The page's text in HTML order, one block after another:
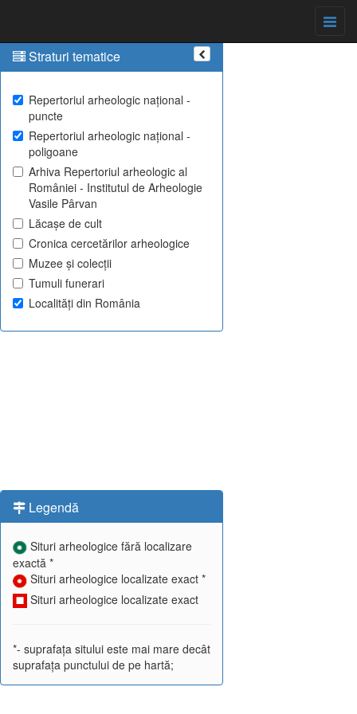
Straturi tematice
Repertoriul arheologic național -
puncte
Repertoriul arheologic național -
poligoane
Arhiva Repertoriul arheologic al
României - Institutul de Arheologie
Vasile Pârvan
Lăcașe de cult
Cronica cercetărilor arheologice
Muzee și colecții
Tumuli funerari
Localități din România
Legendă
Situri arheologice fără localizare
exactă *
Situri arheologice localizate exact *
Situri arheologice localizate exact
*- suprafața sitului este mai mare decât
suprafața punctului de pe hartă;